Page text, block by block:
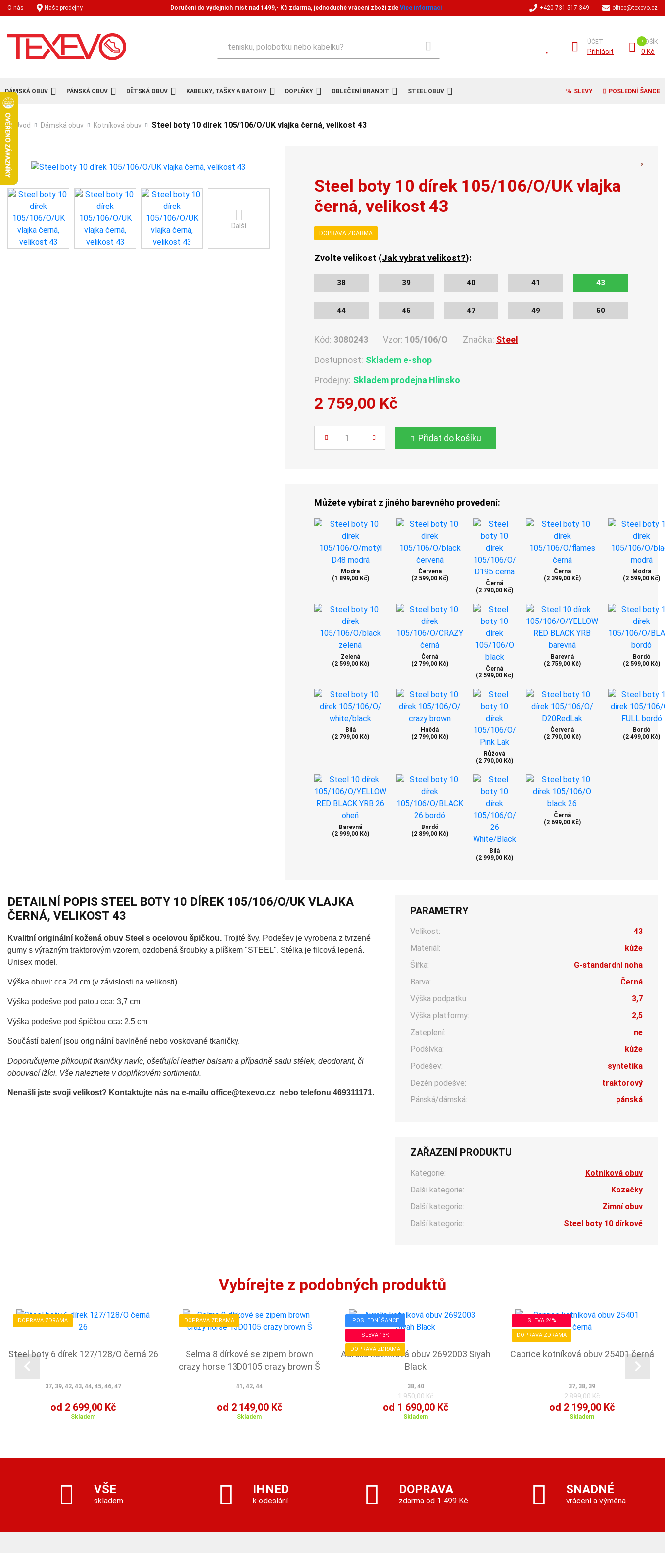
O nás Naše prodejny Doručení do výdejních míst nad 1499,- Kč zdarma, jednoduché vrácení zboží zde Více informací +420 731 517 349 office@texevo.cz
ÚČET
Přihlásit
KOŠÍK
0 Kč
DÁMSKÁ OBUV PÁNSKÁ OBUV DĚTSKÁ OBUV KABELKY, TAŠKY A BATOHY DOPLŇKY OBLEČENÍ BRANDIT STEEL OBUV SLEVY POSLEDNÍ ŠANCE
Úvod Dámská obuv Kotníková obuv Steel boty 10 dírek 105/106/O/UK vlajka černá, velikost 43
Další
Steel boty 10 dírek 105/106/O/UK vlajka
černá, velikost 43
DOPRAVA ZDARMA
Zvolte velikost (Jak vybrat velikost?):
38 39 40 41 43
44 45 47 49 50
Kód: 3080243 Vzor: 105/106/O Značka: Steel
Dostupnost: Skladem e-shop
Prodejny: Skladem prodejna Hlinsko
2 759,00 Kč
Přidat do košíku
Můžete vybírat z jiného barevného provedení:
Modrá
(1 899,00 Kč)
Červená
(2 599,00 Kč)
Černá
(2 790,00 Kč)
Černá
(2 399,00 Kč)
Modrá
(2 599,00 Kč)
Zelená
(2 599,00 Kč)
Černá
(2 799,00 Kč)
Černá
(2 599,00 Kč)
Barevná
(2 759,00 Kč)
Bordó
(2 599,00 Kč)
Bílá
(2 799,00 Kč)
Hnědá
(2 799,00 Kč)
Růžová
(2 790,00 Kč)
Červená
(2 790,00 Kč)
Bordó
(2 499,00 Kč)
Barevná
(2 999,00 Kč)
Bordó
(2 899,00 Kč)
Bílá
(2 999,00 Kč)
Černá
(2 699,00 Kč)
DETAILNÍ POPIS STEEL BOTY 10 DÍREK 105/106/O/UK VLAJKA
ČERNÁ, VELIKOST 43
Kvalitní originální kožená obuv Steel s ocelovou špičkou. Trojité švy. Podešev je vyrobena z tvrzené
gumy s výrazným traktorovým vzorem, ozdobená šroubky a plíškem "STEEL". Stélka je filcová lepená.
Unisex model.
Výška obuvi: cca 24 cm (v závislosti na velikosti)
Výška podešve pod patou cca: 3,7 cm
Výška podešve pod špičkou cca: 2,5 cm
Součástí balení jsou originální bavlněné nebo voskované tkaničky.
Doporučujeme přikoupit tkaničky navíc, ošetřující leather balsam a případně sadu stélek, deodorant, či
obouvací lžíci. Vše naleznete v doplňkovém sortimentu.
Nenašli jste svoji velikost? Kontaktujte nás na e-mailu office@texevo.cz nebo telefonu 469311171.
PARAMETRY
Velikost:
43
Materiál:
kůže
Šířka:
G-standardní noha
Barva:
Černá
Výška podpatku:
3,7
Výška platformy:
2,5
Zateplení:
ne
Podšívka:
kůže
Podešev:
syntetika
Dezén podešve:
traktorový
Pánská/dámská:
pánská
ZAŘAZENÍ PRODUKTU
Kategorie:
Kotníková obuv
Další kategorie:
Kozačky
Další kategorie:
Zimní obuv
Další kategorie:
Steel boty 10 dírkové
Vybírejte z podobných produktů
DOPRAVA ZDRAMA
Steel boty 6 dírek 127/128/O černá 26
37, 39, 42, 43, 44, 45, 46, 47
od 2 699,00 Kč
Skladem
DOPRAVA ZDRAMA
Selma 8 dírkové se zipem brown
crazy horse 13D0105 crazy brown Š
41, 42, 44
od 2 149,00 Kč
Skladem
POSLEDNÍ ŠANCE
SLEVA 13%
DOPRAVA ZDRAMA
Aurelia kotníková obuv 2692003 Siyah
Black
38, 40
1 950,00 Kč
od 1 690,00 Kč
Skladem
SLEVA 24%
DOPRAVA ZDRAMA
Caprice kotníková obuv 25401 černá
37, 38, 39
2 899,00 Kč
od 2 199,00 Kč
Skladem
VŠE
skladem
IHNED
k odeslání
DOPRAVA
zdarma od 1 499 Kč
SNADNÉ
vrácení a výměna